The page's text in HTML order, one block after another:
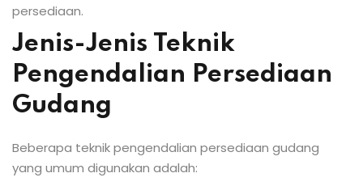
persediaan.
Jenis-Jenis Teknik
Pengendalian Persediaan
Gudang
Beberapa teknik pengendalian persediaan gudang
yang umum digunakan adalah: